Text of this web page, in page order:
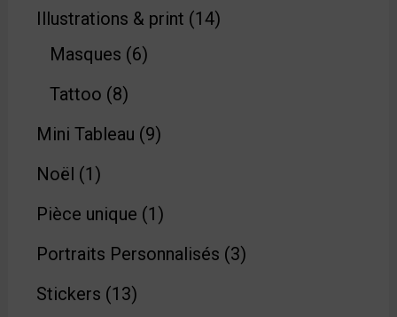
Illustrations & print 14
Masques 6
Tattoo 8
Mini Tableau 9
Noël 1
Pièce unique 1
Portraits Personnalisés 3
Stickers 13